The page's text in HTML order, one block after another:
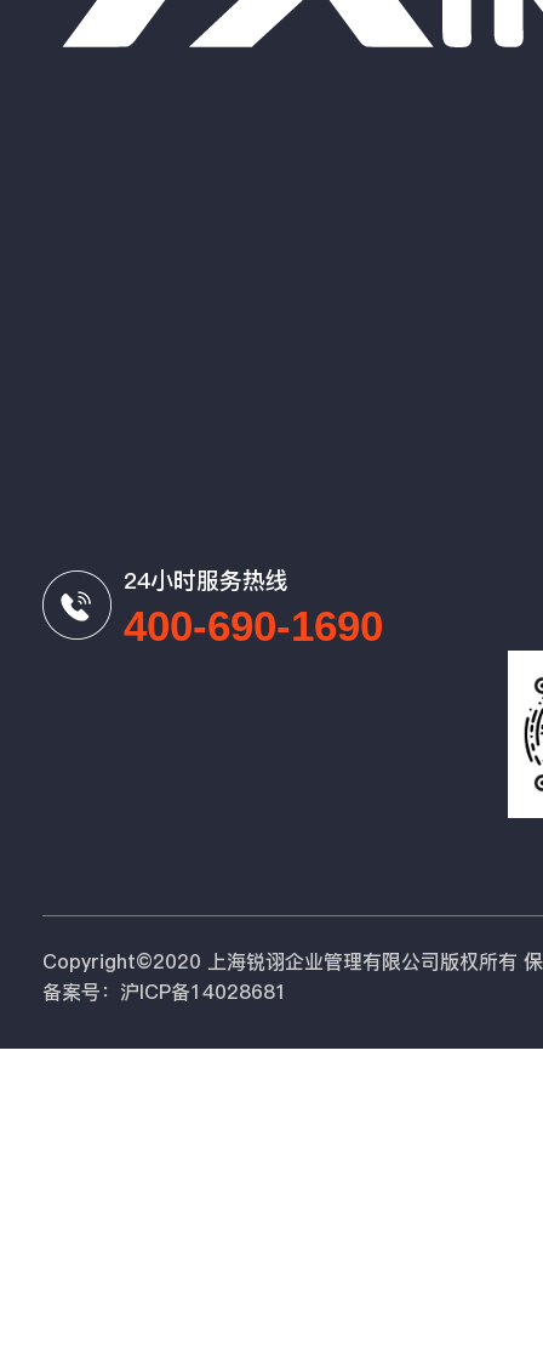
24小时服务热线
400-690-1690
Copyright©2020 上海锐诩企业管理有限公司版权所有
备案号：沪ICP备14028681